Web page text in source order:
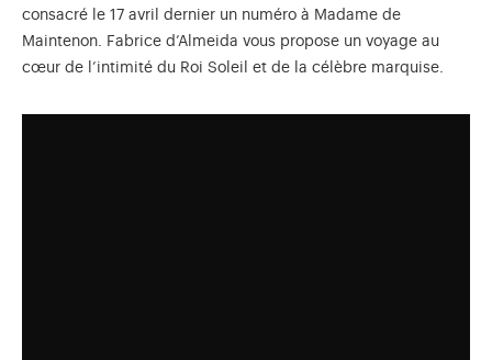
consacré le 17 avril dernier un numéro à Madame de
Maintenon. Fabrice d’Almeida vous propose un voyage au
cœur de l’intimité du Roi Soleil et de la célèbre marquise.